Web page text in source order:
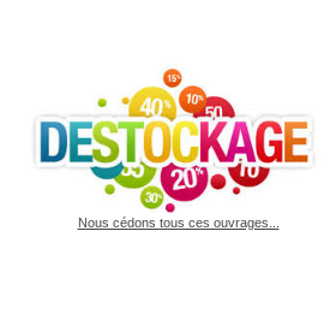
Nous cédons tous ces ouvrages...